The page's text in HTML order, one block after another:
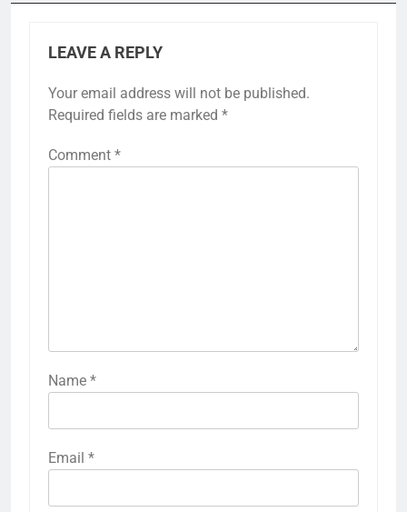
LEAVE A REPLY
Your email address will not be published.
Required fields are marked *
Comment *
Name *
Email *